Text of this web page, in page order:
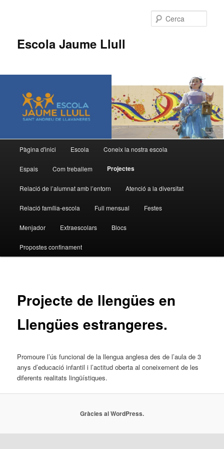
Escola Jaume Llull
principal
Aneu
al
contingut
Pàgina d'inici Escola Coneix la nostra escola
Espais Com treballem Projectes
Relació de l’alumnat amb l’entorn Atenció a la diversitat
Relació família-escola Full mensual Festes
Menjador Extraescolars Blocs
Propostes confinament
Projecte de llengües en
Llengües estrangeres.
Promoure l’ús funcional de la llengua anglesa des de l’aula de 3
anys d’educació infantil i l’actitud oberta al coneixement de les
diferents realitats lingüístiques.
Gràcies al WordPress.